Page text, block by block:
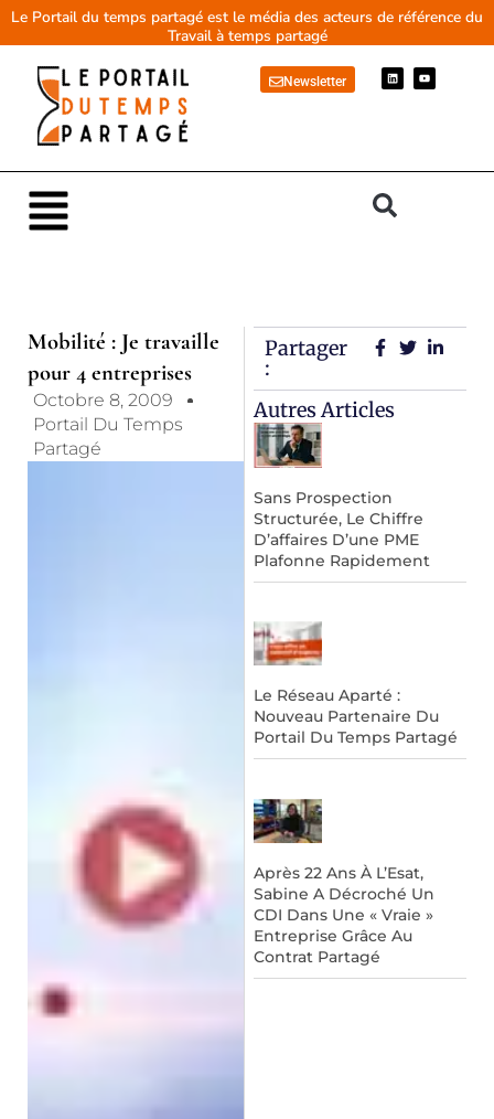
AllerLe Portail du temps partagé est le média des acteurs de référence du
Travail à temps partagé
Newsletter
L
i
n
Y
o
u
Main
Menu
Mobilité : Je travaille
pour 4 entreprises
Octobre 8, 2009
Portail Du Temps
Partagé
Partager
:
Autres Articles
Sans Prospection
Structurée, Le Chiffre
D’affaires D’une PME
Plafonne Rapidement
Le Réseau Aparté :
Nouveau Partenaire Du
Portail Du Temps Partagé
Après 22 Ans À L’Esat,
Sabine A Décroché Un
CDI Dans Une « Vraie »
Entreprise Grâce Au
Contrat Partagé